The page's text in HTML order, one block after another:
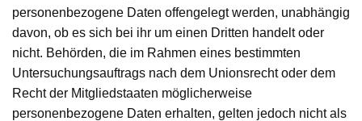
personenbezogene Daten offengelegt werden, unabhängig
davon, ob es sich bei ihr um einen Dritten handelt oder
nicht. Behörden, die im Rahmen eines bestimmten
Untersuchungsauftrags nach dem Unionsrecht oder dem
Recht der Mitgliedstaaten möglicherweise
personenbezogene Daten erhalten, gelten jedoch nicht als